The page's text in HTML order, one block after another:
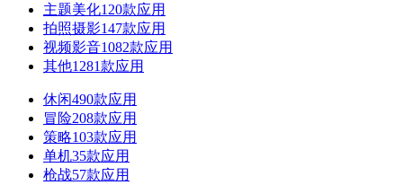
主题美化120款应用
拍照摄影147款应用
视频影音1082款应用
其他1281款应用
休闲490款应用
冒险208款应用
策略103款应用
单机35款应用
枪战57款应用